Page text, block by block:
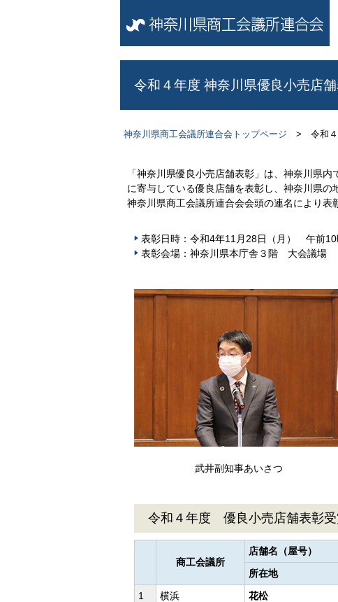
令和４年度 神奈川県優良小売店
神奈川県商工会議所連合会トップページ > 令和４
「神奈川県優良小売店舗表彰」は、神奈川県
に寄与している優良店舗を表彰し、神奈川県
神奈川県商工会議所連合会会頭の連名により表
表彰日時：令和4年11月28日（月） 午前10
表彰会場：神奈川県本庁舎３階 大会議場
武井副知事あいさつ
令和４年度 優良小売店舗表彰受
商工会議所
店舗名（屋号）
所在地
1
横浜
花松